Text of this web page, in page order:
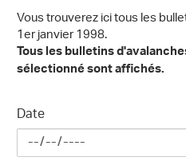
Vous trouverez ici tous les
1er janvier 1998.
Tous les bulletins
sélectionné sont affichés.
Date